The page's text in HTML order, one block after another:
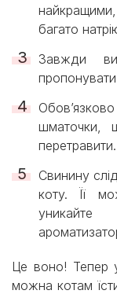
багато
Завжди
шматочки,
перетравити.
Свинину
коту. Її
Це воно! Тепер
можна котам